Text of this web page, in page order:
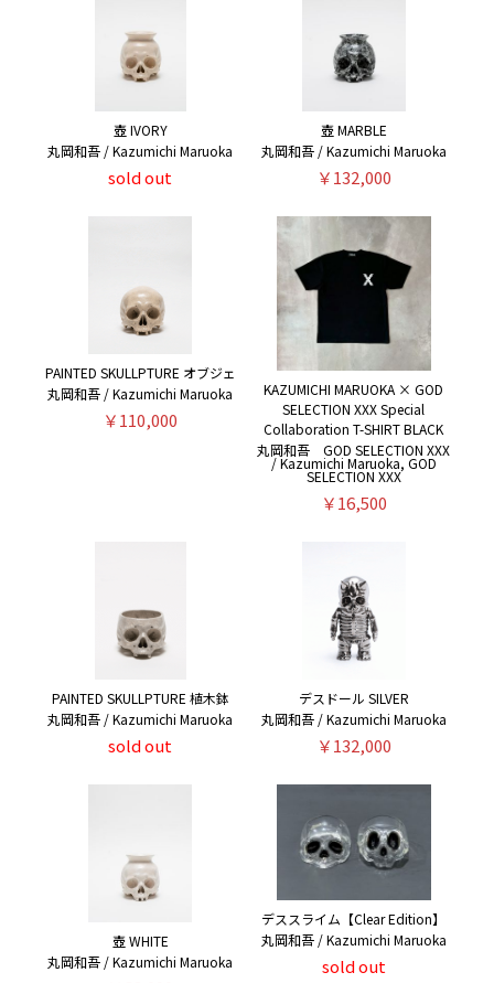
壺 IVORY
丸岡和吾 / Kazumichi Maruoka
sold out
壺 MARBLE
丸岡和吾 / Kazumichi Maruoka
￥132,000
PAINTED SKULLPTURE オブジェ
丸岡和吾 / Kazumichi Maruoka
￥110,000
KAZUMICHI MARUOKA × GOD
SELECTION XXX Special
Collaboration T-SHIRT BLACK
丸岡和吾 GOD SELECTION XXX
/ Kazumichi Maruoka, GOD
SELECTION XXX
￥16,500
PAINTED SKULLPTURE 植木鉢
丸岡和吾 / Kazumichi Maruoka
sold out
デスドール SILVER
丸岡和吾 / Kazumichi Maruoka
￥132,000
壺 WHITE
丸岡和吾 / Kazumichi Maruoka
デススライム【Clear Edition】
丸岡和吾 / Kazumichi Maruoka
sold out